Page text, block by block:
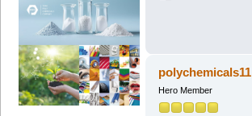
polychemicals11
Hero Member